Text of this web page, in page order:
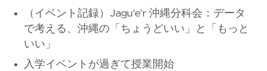
（イベント記録）Jagu'e'r 沖縄分科会：データ
で考える、沖縄の「ちょうどいい」と「もっと
いい」
入学イベントが過ぎて授業開始